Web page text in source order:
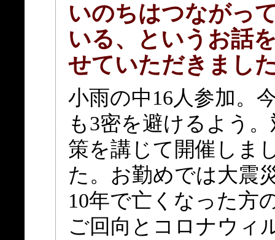
いのちはつながっ
いる、というお話
せていただきまし
小雨の中16人参加。
も3密を避けるよう。
策を講じて開催しま
た。お勤めでは大震
10年で亡くなった方
ご回向とコロナウィ